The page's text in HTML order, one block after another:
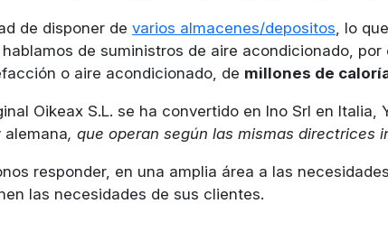
de disponer de varios almacenes/depositos , lo
de suministros de aire acondicionado, por
o aire acondicionado, de millones de
Oikeax S.L. se ha convertido en Ino Srl en Italia,
alemana, que operan según las mismas directrices
responder, en una amplia área a las
las necesidades de sus clientes.